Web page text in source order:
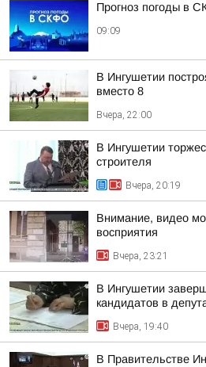
Прогноз погоды в
09:09
В Ингушетии
вместо 8
Вчера, 22:00
В Ингушетии
строителя
Вчера, 20:19
Внимание, видео
восприятия
Вчера, 23:21
В Ингушетии
кандидатов в
Вчера, 19:40
В Правительстве